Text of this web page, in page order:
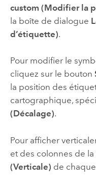
custom (Modifier la
la boîte de dialogue
d’étiquette).
Pour modifier le
cliquez sur le bouton
la position des
cartographique,
(Décalage).
Pour afficher
et des colonnes de
(Verticale) de